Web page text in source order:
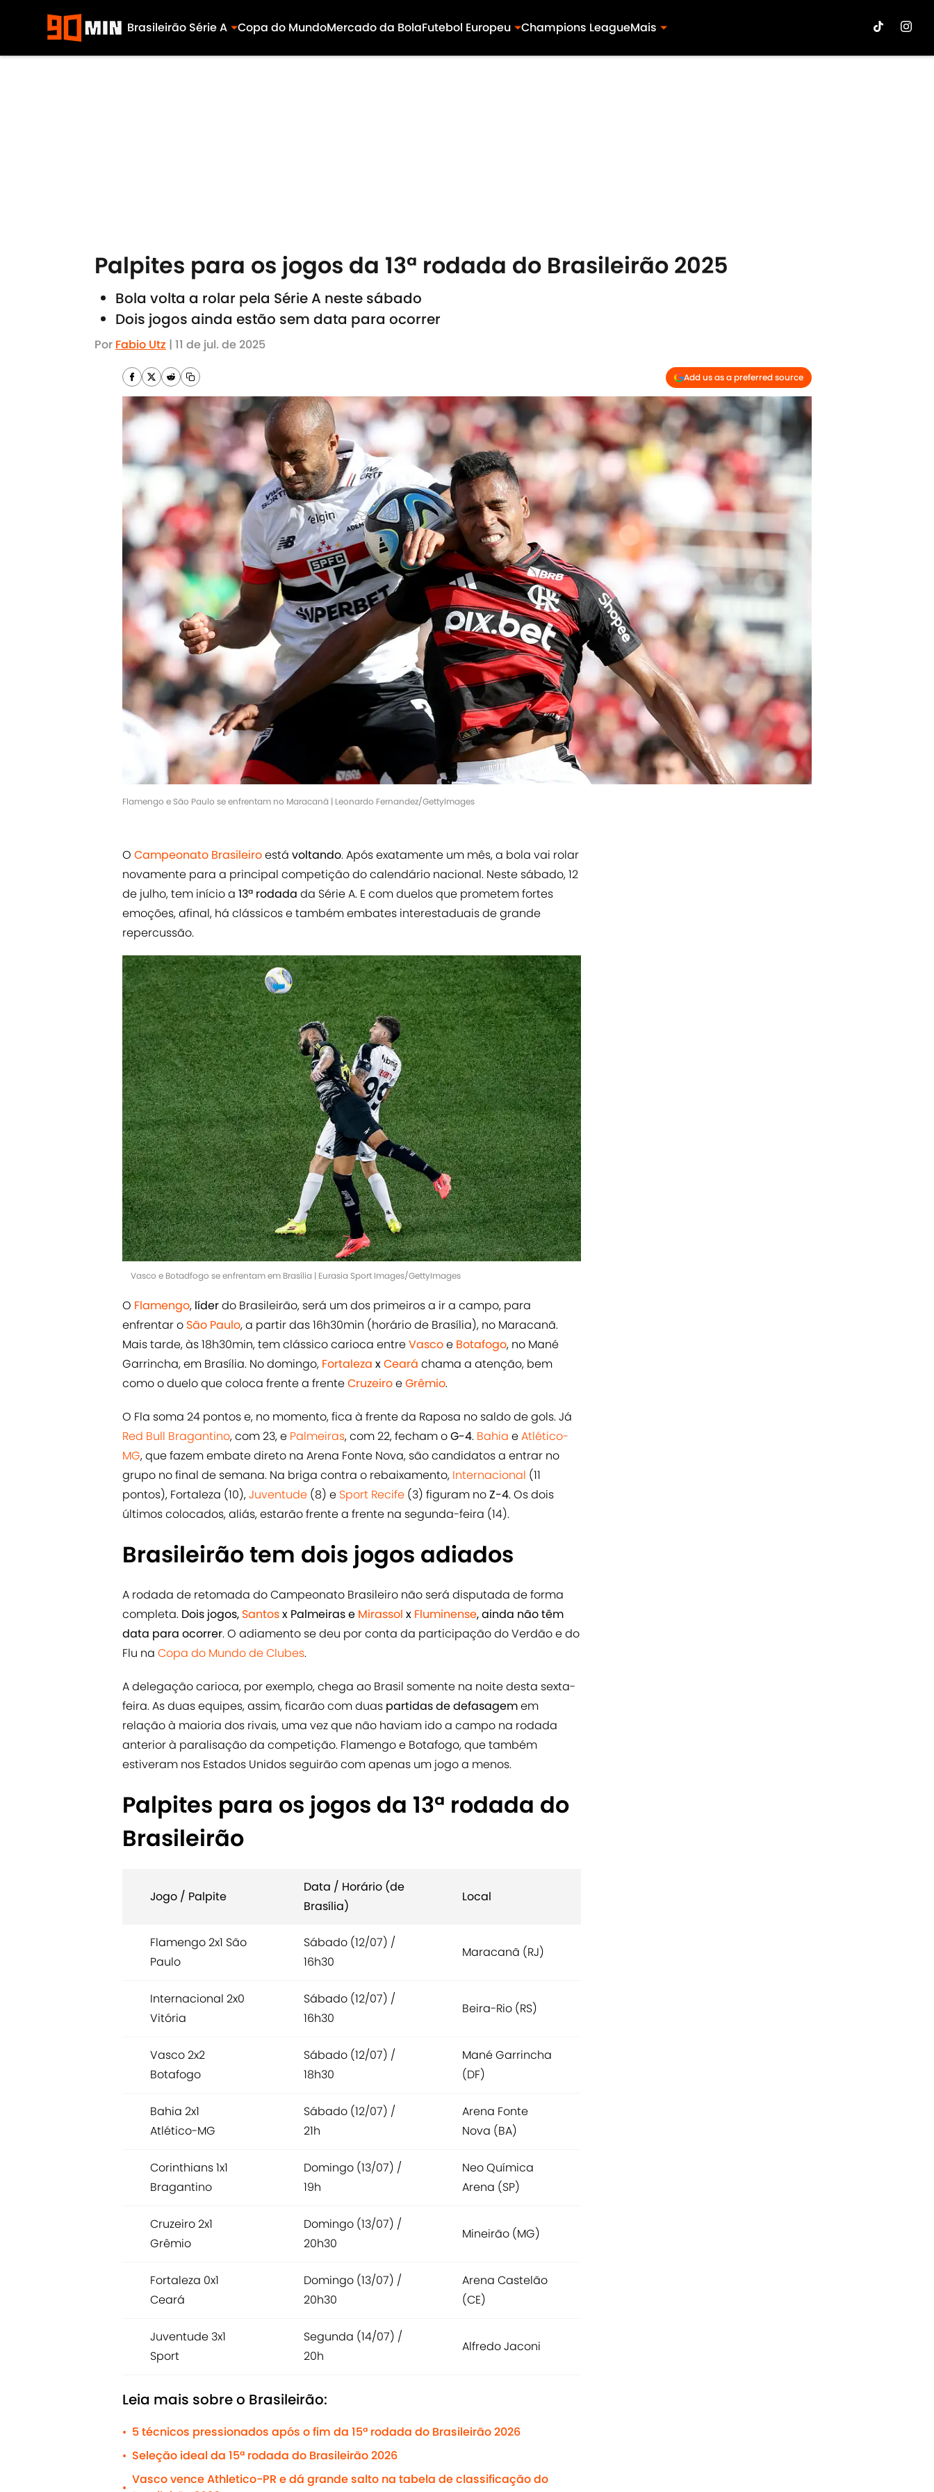
Brasileirão Série A Copa do MundoMercado da BolaFutebol Europeu Champions LeagueMais
Palpites para os jogos da 13ª rodada do Brasileirão 2025
Bola volta a rolar pela Série A neste sábado
Dois jogos ainda estão sem data para ocorrer
Por Fabio Utz | 11 de jul. de 2025
Add us as a preferred source
Flamengo e São Paulo se enfrentam no Maracanã | Leonardo Fernandez/GettyImages
O Campeonato Brasileiroestá voltando. Após exatamente um mês, a bola vai rolar
novamente para a principal competição do calendário nacional. Neste sábado, 12
de julho, tem início a 13ª rodada da Série A. E com duelos que prometem fortes
emoções, afinal, há clássicos e também embates interestaduais de grande
repercussão.
Vasco e Botadfogo se enfrentam em Brasília | Eurasia Sport Images/GettyImages
O Flamengo, líderdo Brasileirão, será um dos primeiros a ir a campo, para
enfrentar o São Paulo, a partir das 16h30min (horário de Brasília), no Maracanã.
Mais tarde, às 18h30min, tem clássico carioca entreVascoe Botafogo, no Mané
Garrincha, em Brasília. No domingo, Fortaleza xCeará chama a atenção, bem
como o duelo que coloca frente a frenteCruzeiroeGrêmio.
O Fla soma 24 pontos e, no momento, fica à frente da Raposa no saldo de gols. Já
Red Bull Bragantino, com 23, e Palmeiras, com 22, fecham oG-4. Bahia eAtlético-
MG, que fazem embate direto na Arena Fonte Nova, são candidatos a entrar no
grupo no final de semana. Na briga contra o rebaixamento, Internacional (11
pontos), Fortaleza (10),Juventude (8) e Sport Recife (3) figuram noZ-4. Os dois
últimos colocados, aliás, estarão frente a frente na segunda-feira (14).
Brasileirão tem dois jogos adiados
A rodada de retomada do Campeonato Brasileiro não será disputada de forma
completa. Dois jogos, Santosx Palmeiras e Mirassol x Fluminense, ainda não têm
data para ocorrer. O adiamento se deu por conta da participação do Verdão e do
Flu na Copa do Mundo de Clubes.
A delegação carioca, por exemplo, chega ao Brasil somente na noite desta sexta-
feira. As duas equipes, assim, ficarão com duas partidas de defasagemem
relação à maioria dos rivais, uma vez que não haviam ido a campo na rodada
anterior à paralisação da competição. Flamengo e Botafogo, que também
estiveram nos Estados Unidos seguirão com apenas um jogo a menos.
Palpites para os jogos da 13ª rodada do
Brasileirão
Jogo / Palpite
Data / Horário (de
Brasília)
Local
Flamengo 2x1 São
Paulo
Sábado (12/07) /
16h30
Maracanã (RJ)
Internacional 2x0
Vitória
Sábado (12/07) /
16h30
Beira-Rio (RS)
Vasco 2x2
Botafogo
Sábado (12/07) /
18h30
Mané Garrincha
(DF)
Bahia 2x1
Atlético-MG
Sábado (12/07) /
21h
Arena Fonte
Nova (BA)
Corinthians 1x1
Bragantino
Domingo (13/07) /
19h
Neo Química
Arena (SP)
Cruzeiro 2x1
Grêmio
Domingo (13/07) /
20h30
Mineirão (MG)
Fortaleza 0x1
Ceará
Domingo (13/07) /
20h30
Arena Castelão
(CE)
Juventude 3x1
Sport
Segunda (14/07) /
20h
Alfredo Jaconi
Leia mais sobre o Brasileirão:
• 5 técnicos pressionados após o fim da 15ª rodada do Brasileirão 2026
• Seleção ideal da 15ª rodada do Brasileirão 2026
•
Vasco vence Athletico-PR e dá grande salto na tabela de classificação do